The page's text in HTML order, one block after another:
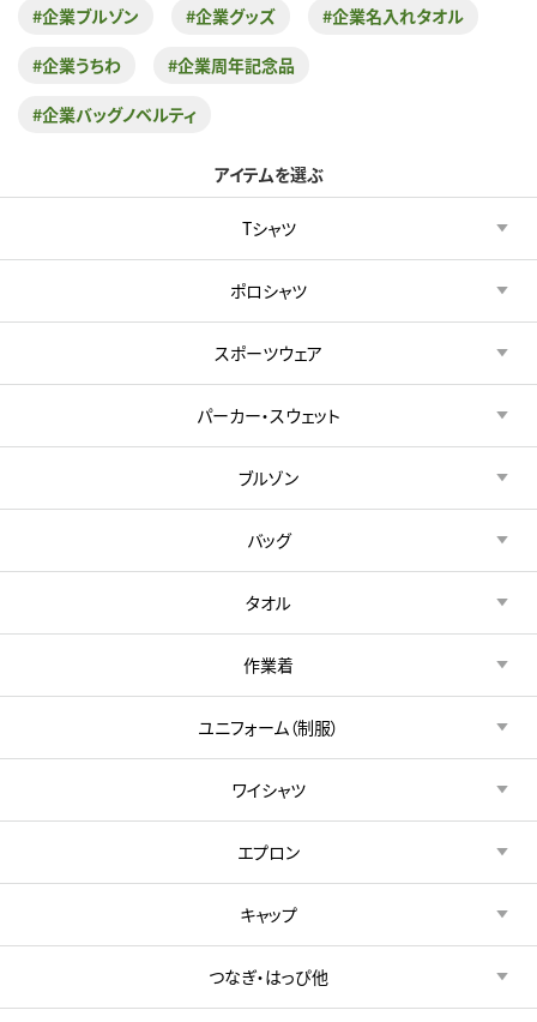
#企業ブルゾン #企業グッズ #企業名入れタオル
#企業うちわ #企業周年記念品
#企業バッグノベルティ
アイテムを選ぶ
Tシャツ
ポロシャツ
スポーツウェア
パーカー・スウェット
ブルゾン
バッグ
タオル
作業着
ユニフォーム（制服）
ワイシャツ
エプロン
キャップ
つなぎ・はっぴ他